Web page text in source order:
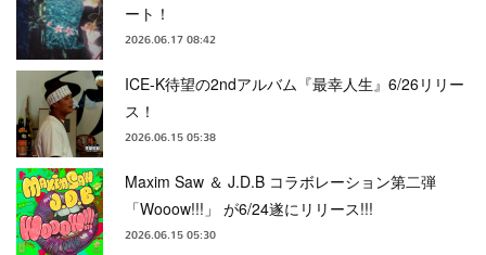
ート！
2026.06.17 08:42
ICE-K待望の2ndアルバム『最幸人生』6/26リリー
ス！
2026.06.15 05:38
Maxim Saw ＆ J.D.B コラボレーション第二弾
「Wooow!!!」 が6/24遂にリリース!!!
2026.06.15 05:30